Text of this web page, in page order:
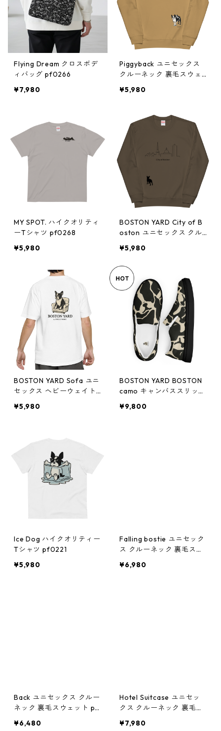
Flying Dream クロスボデ
ィバッグ pf0266
¥7,980
Piggyback ユニセックス
クルーネック 裏毛スウェ
¥5,980
MY SPOT. ハイクオリティ
ーTシャツ pf0268
¥5,980
BOSTON YARD City of B
oston ユニセックス クル
pf0263
¥5,980
BOSTON YARD Sofa ユニ
セックス ヘビーウェイト
¥5,980
BOSTON YARD BOSTON
camo キャンバススリッポ
¥9,800
Ice Dog ハイクオリティー
Tシャツ pf0221
¥5,980
Falling bostie ユニセック
ス クルーネック 裏毛スウ
¥6,980
Back ユニセックス クルー
ネック 裏毛スウェット pf
¥6,480
Hotel Suitcase ユニセッ
クス クルーネック 裏毛ス
¥7,980